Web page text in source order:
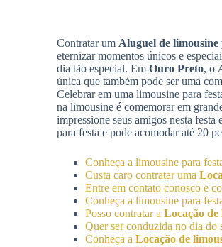
Contratar um Aluguel de limousine
eternizar momentos únicos e
dia tão especial. Em Ouro Preto, o
única que também pode ser uma
Celebrar em uma limousine para
na limousine é comemorar em
impressione seus amigos nesta festa
para festa e pode acomodar até 20
Conheça a limousine para
Custa caro contratar uma
Entre em contato conosco e
Conheça a limousine para
Posso contratar a Locação de
Quer ser conduzida no dia do
Conheça a Locação de